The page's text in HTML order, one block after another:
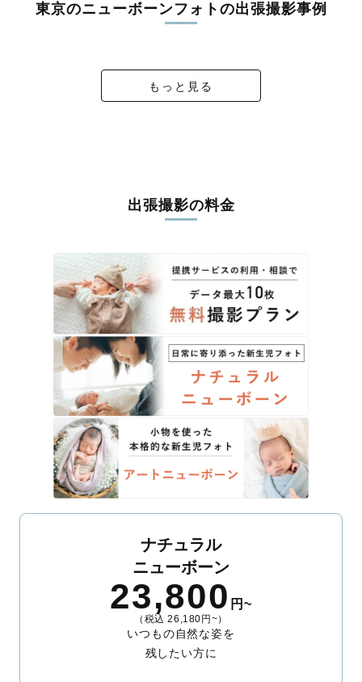
東京のニューボーンフォトの出張撮影事例
もっと見る
出張撮影の料金
ナチュラル
ニューボーン
23,800 円~
（税込 26,180円~）
いつもの自然な姿を
残したい方に